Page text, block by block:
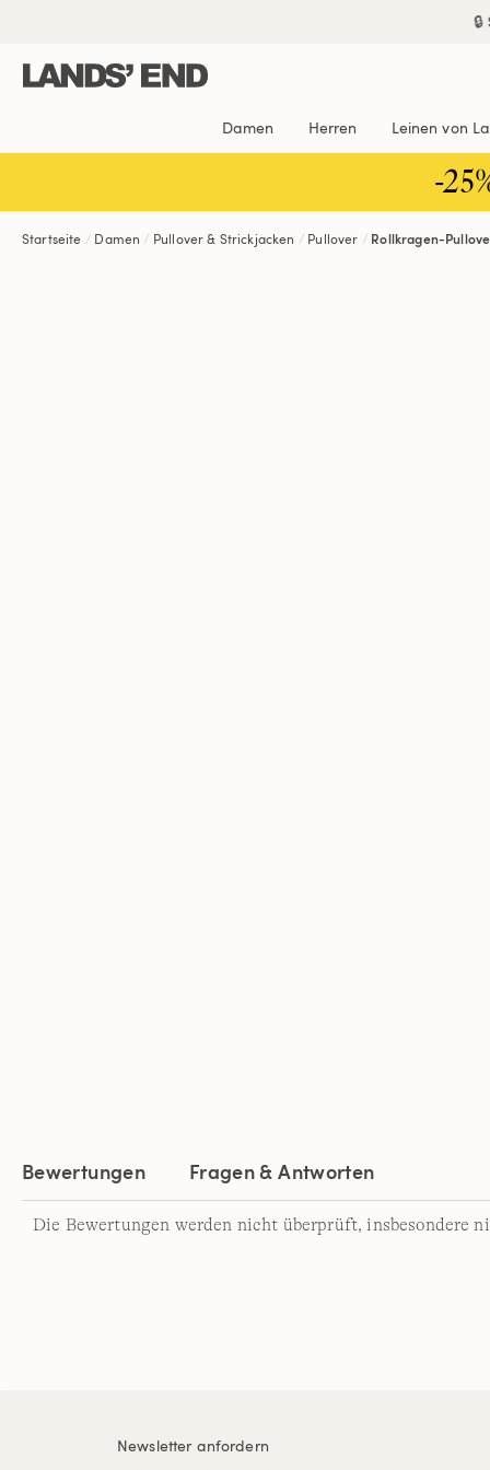
Inhalt
Navigation
Suche
Damen Herren Leinen von
-
Startseite Damen Pullover & Strickjacken Pullover Rollkragen-
Bewertungen Fragen & Antworten
Die Bewertungen werden nicht überprüft, insbesondere
Newsletter anfordern